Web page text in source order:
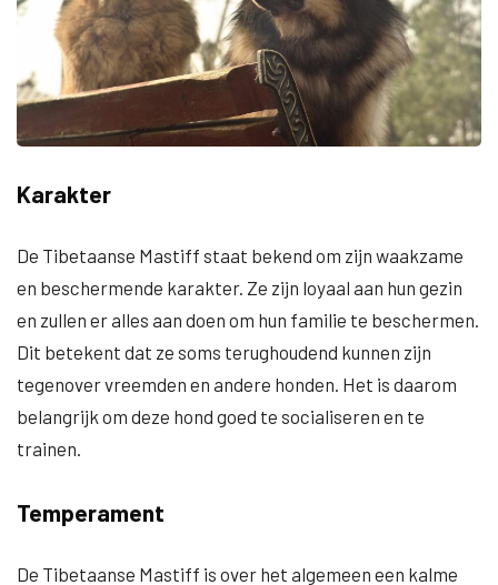
Karakter
De Tibetaanse Mastiff staat bekend om zijn waakzame
en beschermende karakter. Ze zijn loyaal aan hun gezin
en zullen er alles aan doen om hun familie te beschermen.
Dit betekent dat ze soms terughoudend kunnen zijn
tegenover vreemden en andere honden. Het is daarom
belangrijk om deze hond goed te socialiseren en te
trainen.
Temperament
De Tibetaanse Mastiff is over het algemeen een kalme